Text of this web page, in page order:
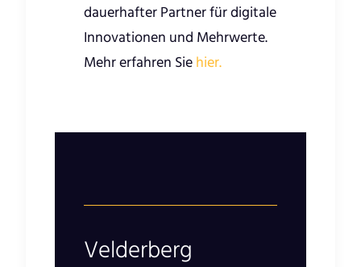
dauerhafter Partner für digitale
Innovationen und Mehrwerte.
Mehr erfahren Siehier.
Velderberg